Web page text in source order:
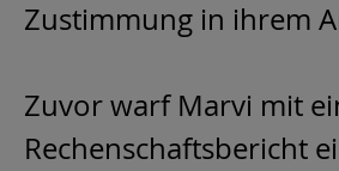
Zustimmung in ihrem
Zuvor warf Marvi mit
Rechenschaftsbericht